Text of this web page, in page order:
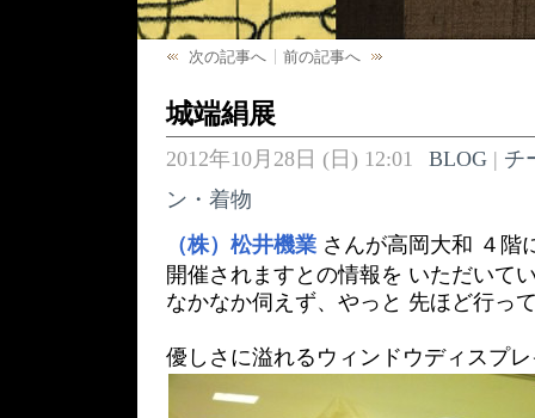
次の記事へ 前の記事へ
城端絹展
2012年10月28日 (日) 12:01 BLOG| チ
ン・着物
（株）松井機業 さんが高岡大和 ４階
開催されますとの情報を いただいて
なかなか伺えず、やっと 先ほど行っ
優しさに溢れるウィンドウディスプ